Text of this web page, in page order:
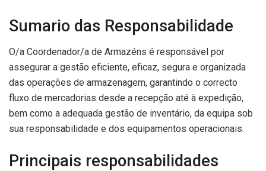
Sumario das Responsabilidade
O/a Coordenador/a de Armazéns é responsável por
assegurar a gestão eficiente, eficaz, segura e organizada
das operações de armazenagem, garantindo o correcto
fluxo de mercadorias desde a recepção até à expedição,
bem como a adequada gestão de inventário, da equipa sob
sua responsabilidade e dos equipamentos operacionais.
Principais responsabilidades